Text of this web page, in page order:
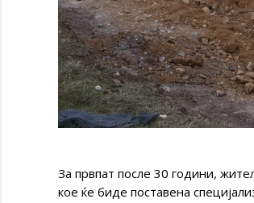
За првпат после 30 години,
кое ќе биде поставена